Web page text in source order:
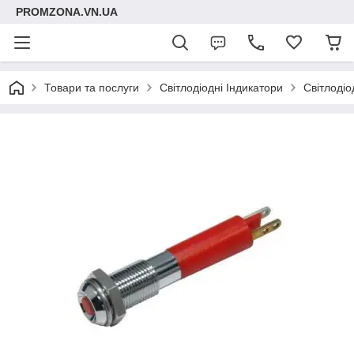
PROMZONA.VN.UA
Товари та послуги Світлодіодні Індикатори